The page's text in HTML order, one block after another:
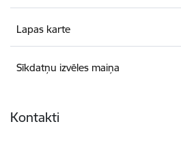
Lapas karte
Sīkdatņu izvēles maiņa
Kontakti